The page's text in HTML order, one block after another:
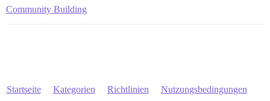
Community Building
Startseite Kategorien Richtlinien Nutzungsbedingungen